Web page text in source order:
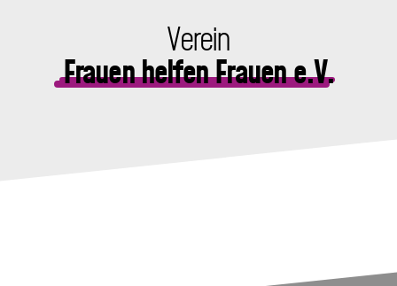
Verein
Frauen helfen Frauen e.V.